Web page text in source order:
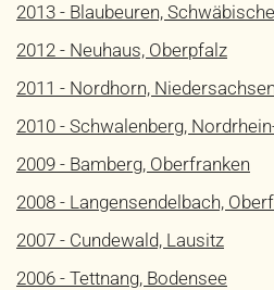
2013 - Blaubeuren,
2012 - Neuhaus, Oberpfalz
2011 - Nordhorn, Niedersachsen
2010 - Schwalenberg,
2009 - Bamberg, Oberfranken
2008 - Langensendelbach,
2007 - Cundewald, Lausitz
2006 - Tettnang, Bodensee